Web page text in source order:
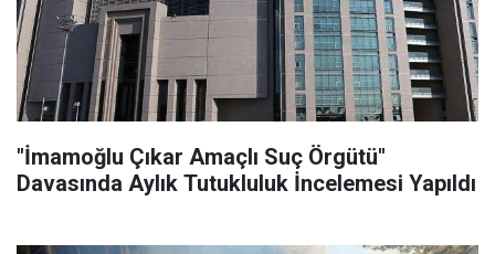
"İmamoğlu Çıkar Amaçlı Suç Örgütü"
Davasında Aylık Tutukluluk İncelemesi Yapıldı